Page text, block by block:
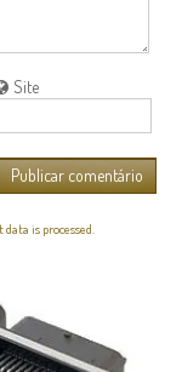
Site
is processed.